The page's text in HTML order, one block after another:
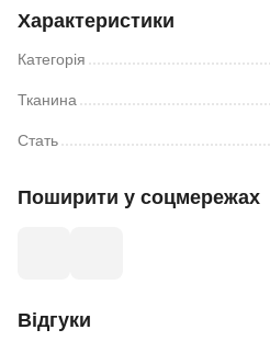
Характеристики
Категорія
Тканина
Стать
Поширити у соцмережах
Відгуки